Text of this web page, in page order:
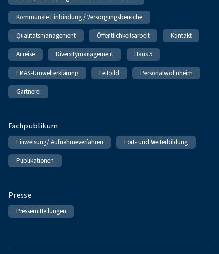
Kommunale Einbindung / Versorgungsbereiche
Qualitätsmanagement Öffentlichkeitsarbeit Kontakt
Anreise Diversitymanagement Haus 5
EMAS-Umwelterklärung Leitbild Personalwohnheim
Gärtnerei
Fachpublikum
Einweisung/ Aufnahmeverfahren Fort- und Weiterbildung
Publikationen
Presse
Pressemitteilungen